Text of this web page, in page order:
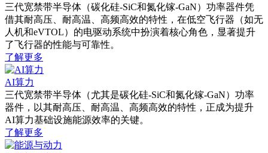
三代宽禁带半导体（碳化硅-SiC和氮化镓-GaN）功率器件凭
借其耐高压、耐高温、高频高效的特性，在低空飞行器（如无
人机和eVTOL）的电驱动系统中扮演着核心角色，显著提升
了飞行器的性能与可靠性。
了解更多
AI算力
三代宽禁带半导体（尤其是碳化硅-SiC和氮化镓-GaN）功率
器件，以其耐高压、耐高温、高频高效的特性，正成为提升
AI算力基础设施能源效率的关键。
了解更多